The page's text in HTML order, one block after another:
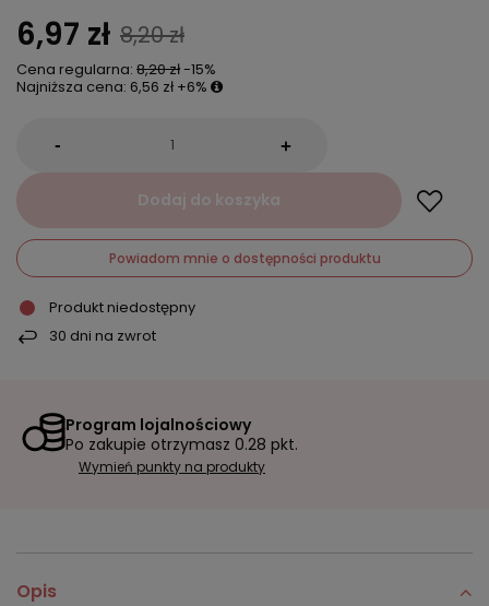
6,97 zł 8,20 zł
Cena regularna: 8,20 zł-15%
Najniższa cena: 6,56 zł +6%
- +
Dodaj do koszyka
Powiadom mnie o dostępności produktu
Produkt niedostępny
30 dni na zwrot
Program lojalnościowy
Po zakupie otrzymasz 0.28 pkt.
Wymień punkty na produkty
Opis